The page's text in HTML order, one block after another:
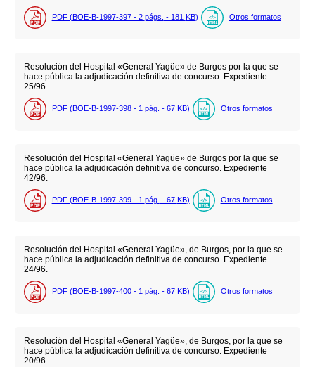
PDF (BOE-B-1997-397 - 2 págs. - 181 KB) Otros formatos
Resolución del Hospital «General Yagüe» de Burgos por la que se
hace pública la adjudicación definitiva de concurso. Expediente
25/96.
PDF (BOE-B-1997-398 - 1 pág. - 67 KB) Otros formatos
Resolución del Hospital «General Yagüe» de Burgos por la que se
hace pública la adjudicación definitiva de concurso. Expediente
42/96.
PDF (BOE-B-1997-399 - 1 pág. - 67 KB) Otros formatos
Resolución del Hospital «General Yagüe», de Burgos, por la que se
hace pública la adjudicación definitiva de concurso. Expediente
24/96.
PDF (BOE-B-1997-400 - 1 pág. - 67 KB) Otros formatos
Resolución del Hospital «General Yagüe», de Burgos, por la que se
hace pública la adjudicación definitiva de concurso. Expediente
20/96.